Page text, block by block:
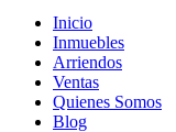
Inicio
Inmuebles
Arriendos
Ventas
Quienes Somos
Blog